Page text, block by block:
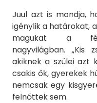
Juul azt is mondja,
igénylik a határokat,
magukat a
nagyvilágban. „Kis
akiknek a szülei azt
csakis ők, gyerekek
nemcsak egy
felnőttek sem.